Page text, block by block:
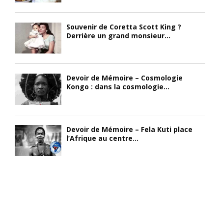
Souvenir de Coretta Scott King ?
Derrière un grand monsieur...
Devoir de Mémoire – Cosmologie
Kongo : dans la cosmologie...
Devoir de Mémoire – Fela Kuti place
l’Afrique au centre...